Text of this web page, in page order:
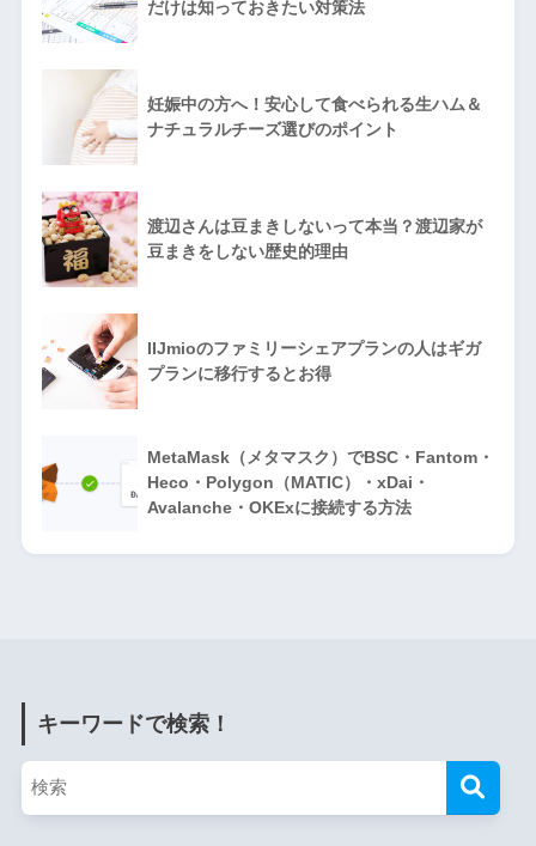
だけは知っておきたい対策法
妊娠中の方へ！安心して食べられる生ハム＆
ナチュラルチーズ選びのポイント
渡辺さんは豆まきしないって本当？渡辺家が
豆まきをしない歴史的理由
IIJmioのファミリーシェアプランの人はギガ
プランに移行するとお得
MetaMask（メタマスク）でBSC・Fantom・
Heco・Polygon（MATIC）・xDai・
Avalanche・OKExに接続する方法
キーワードで検索！